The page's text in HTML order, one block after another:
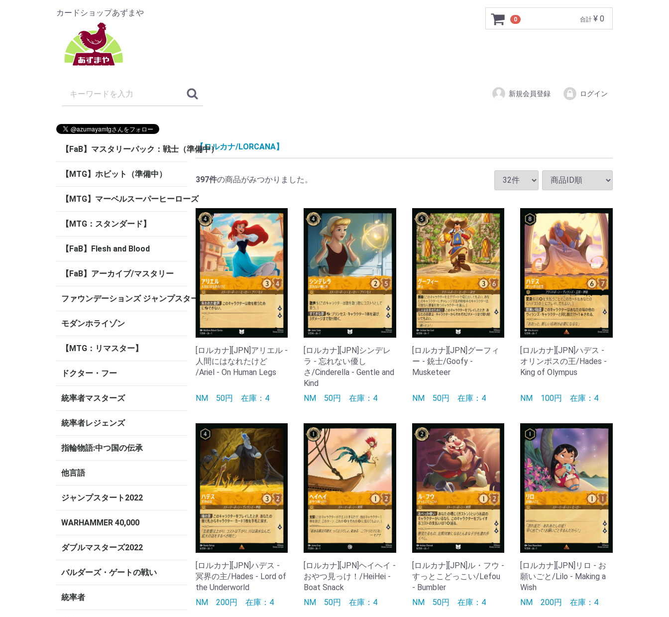
カードショップあずまや
新規会員登録 ログイン
0 合計 ¥ 0
【FaB】マスタリーパック：戦士（準備中）
【MTG】ホビット（準備中）
【MTG】マーベルスーパーヒーローズ
【MTG：スタンダード】
【FaB】Flesh and Blood
【FaB】アーカイブ/マスタリー
ファウンデーションズ ジャンプスタート
モダンホライゾン
【MTG：リマスター】
ドクター・フー
統率者マスターズ
統率者レジェンズ
指輪物語:中つ国の伝承
他言語
ジャンプスタート2022
WARHAMMER 40,000
ダブルマスターズ2022
バルダーズ・ゲートの戦い
統率者
【ロルカナ/LORCANA】
397件の商品がみつかりました。
[ロルカナ][JPN]アリエル -
人間にはなれたけど
/Ariel - On Human Legs
NM 50円 在庫：4
[ロルカナ][JPN]シンデレ
ラ - 忘れない優し
さ/Cinderella - Gentle and
Kind
NM 50円在庫：4
[ロルカナ][JPN]グーフィ
ー - 銃士/Goofy -
Musketeer
NM 50円 在庫：4
[ロルカナ][JPN]ハデス -
オリンポスの王/Hades -
King of Olympus
NM 100円在庫：4
[ロルカナ][JPN]ハデス -
冥界の主/Hades - Lord of
the Underworld
NM 200円 在庫：4
[ロルカナ][JPN]ヘイヘイ -
おやつ見っけ！/HeiHei -
Boat Snack
NM 50円在庫：4
[ロルカナ][JPN]ル・フウ -
すっとこどっこい/Lefou
- Bumbler
NM 50円 在庫：4
[ロルカナ][JPN]リロ - お
願いごと/Lilo - Making a
Wish
NM200円在庫：4